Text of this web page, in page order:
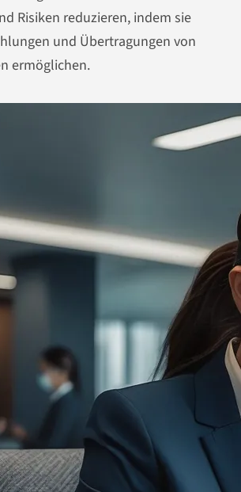
Risiken reduzieren, indem sie
und Übertragungen von
ermöglichen.